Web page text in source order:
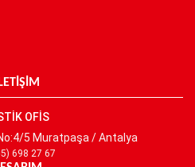
OFİS
5 Muratpaşa / Antalya
698 27 67